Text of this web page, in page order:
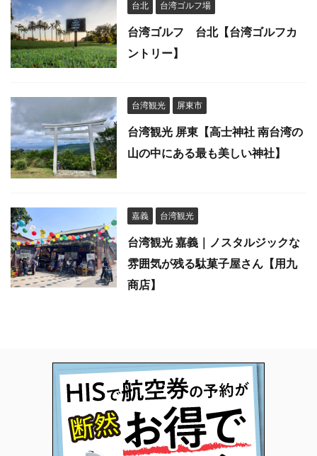
台北 台湾ゴルフ場
台湾ゴルフ 台北【台湾ゴルフカ
ントリー】
台湾観光 屏東市
台湾観光 屏東【高士神社 南台湾の
山の中にある最も美しい神社】
嘉義 台湾観光
台湾観光 嘉義｜ノスタルジックな
雰囲気が残る駄菓子屋さん【用九
商店】